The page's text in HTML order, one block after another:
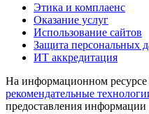
Этика и комплаенс
Оказание услуг
Использование сайтов
Защита персональных
ИТ аккредитация
На информационном ресурсе
рекомендательные
предоставления информации